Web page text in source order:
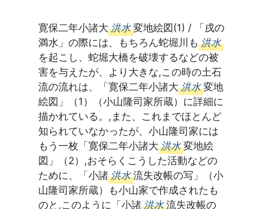
寛保二年小諸大 洪水 変地絵図(1) / 「戌の
満水」の際には、もちろん蛇堀川も 洪水
を起こし、蛇堀大橋を破壊するなどの被
害を与えたが、より大きな,この時の土石
流の流れは、「寛保二年小諸大 洪水 変地
絵図」（1）（小山隆司家所蔵）に詳細に
描かれている。,また、これまでほとんど
知られていなかったが、小山隆司家には
もう一枚「寛保二年小諸大 洪水 変地絵
図」（2）,おそらくこうした活動などの
ために、「小諸 洪水 流失改帳の写」（小
山隆司家所蔵）も小山家で作成されたも
のと,このように「小諸 洪水 流失改帳の